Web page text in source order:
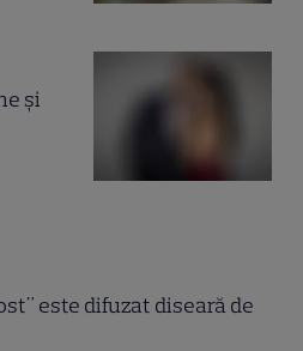
şi
este difuzat diseară de